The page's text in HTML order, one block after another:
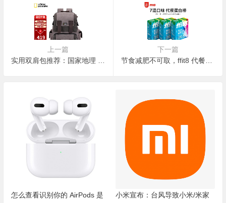
上一篇
实用双肩包推荐：国家地理 NATIONAL GEOGRAPHIC 双肩包 大容量防泼水
下一篇
节食减肥不可取，ffit8 代餐蛋白棒/代餐食品/七年五季低脂面包/鸡胸肉推荐
怎么查看识别你的 AirPods 是
小米宣布：台风导致小米/米家